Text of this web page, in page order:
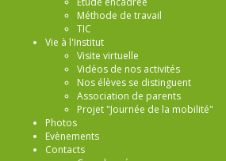
Méthode de travail
TIC
Vie à l'Institut
Visite virtuelle
Vidéos de nos activités
Nos élèves se distinguent
Association de parents
Projet "Journée de la mobilité"
Photos
Evènements
Contacts